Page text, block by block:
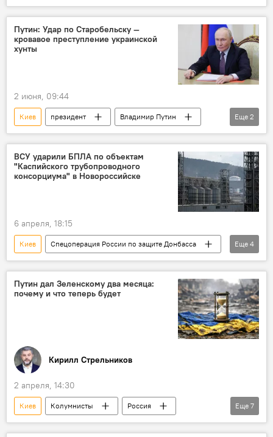
Украина
Владимир Путин
ВСУ
НАТО
Путин: Удар по Старобельску —
кровавое преступление украинской
хунты
2 июня, 09:44
Киев президент
Владимир Путин
Россия
ВСУ
Еще 2
ВСУ ударили БПЛА по объектам
"Каспийского трубопроводного
консорциума" в Новороссийске
6 апреля, 18:15
Киев
Спецоперация России по защите Донбасса
Происшествия
Новороссийск
Россия
В мире
Еще 4
Путин дал Зеленскому два месяца:
почему и что теперь будет
Кирилл Стрельников
2 апреля, 14:30
Киев Колумнисты
Россия
Украина
Владимир Путин
Еще 7